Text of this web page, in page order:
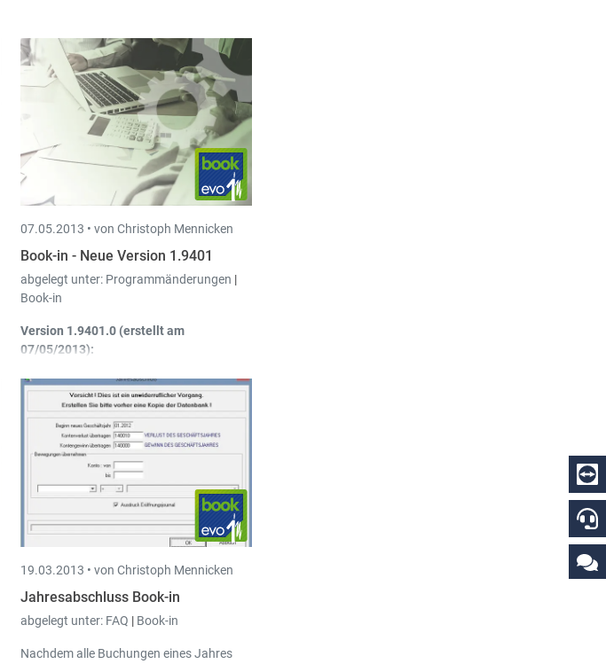
07.05.2013 • von Christoph Mennicken
Book-in - Neue Version 1.9401
abgelegt unter: Programmänderungen |
Book-in
Version 1.9401.0 (erstellt am
07/05/2013):
Abschreibungen – Buchungen: Beim
Verbuchen der Umbuchungen hat
man nun die Möglichkeit die
Analytische Konten zu verändern.
19.03.2013 • von Christoph Mennicken
Jahresabschluss Book-in
abgelegt unter: FAQ | Book-in
Nachdem alle Buchungen eines Jahres